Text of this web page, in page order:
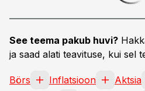
See teema pakub huvi?
ja saad alati teavituse, kui sel
Börs Inflatsioon Aktsia